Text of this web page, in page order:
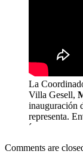
La
Villa Gesell,
inauguración
representa.
´
Comments are